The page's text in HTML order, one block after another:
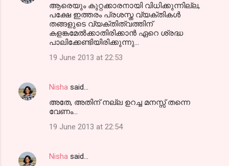
ആരെയും കുറ്റക്കാരനായി വിധിക്കുന്നില്ല,
പക്ഷേ ഇത്തരം പ്രശസ്ത വ്യക്തികള്‍
തങ്ങളുടെ വ്യക്തിത്വത്തിന്
കളങ്കമേല്‍ക്കാതിരിക്കാന്‍ ഏറെ ശ്രദ്ധ
പാലിക്കേണ്ടിയിരിക്കുന്നു...
19 June 2013 at 22:53
Nisha said…
അതേ, അതിന് നല്ല ഉറച്ച മനസ്സ് തന്നെ
വേണം...
19 June 2013 at 22:54
Nisha said…